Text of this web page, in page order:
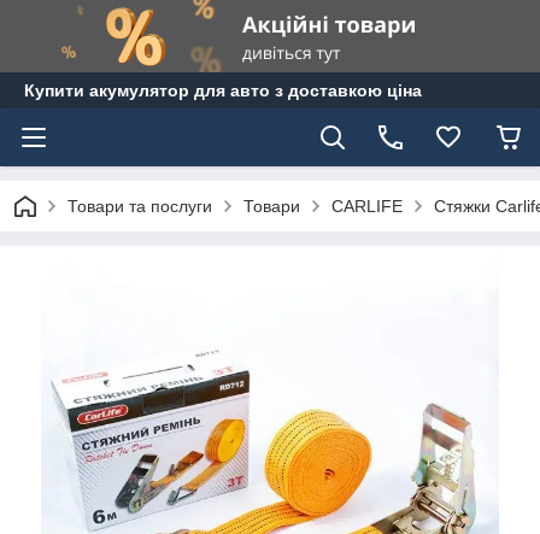
Купити акумулятор для авто з доставкою ціна
Товари та послуги Товари CARLIFE Стяжки